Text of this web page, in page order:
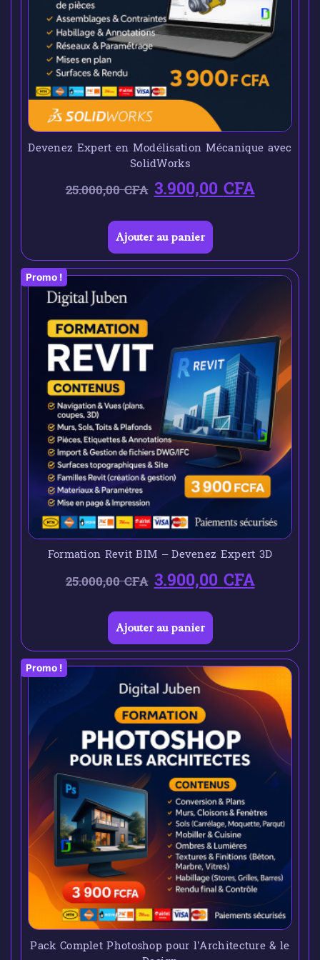
Devenez Expert en Modélisation Mécanique avec
SolidWorks
25.000,00CFA 3.900,00CFA
Ajouter au panier
Promo !
Formation Revit BIM – Devenez Expert 3D
25.000,00CFA 3.900,00CFA
Ajouter au panier
Promo !
Pack Complet Photoshop pour l’Architecture & le